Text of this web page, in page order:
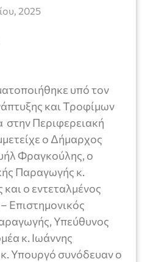
2025
υπό τον
και Τροφίμων
στην Περιφερειακή
ο Δήμαρχος
Φραγκούλης, ο
Παραγωγής κ.
ο εντεταλμένος
Επιστημονικός
Υπεύθυνος
κ. Ιωάννης
Υπουργό συνόδευαν ο